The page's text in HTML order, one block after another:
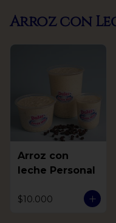
Arroz con
Arroz con
leche Personal
$10.000